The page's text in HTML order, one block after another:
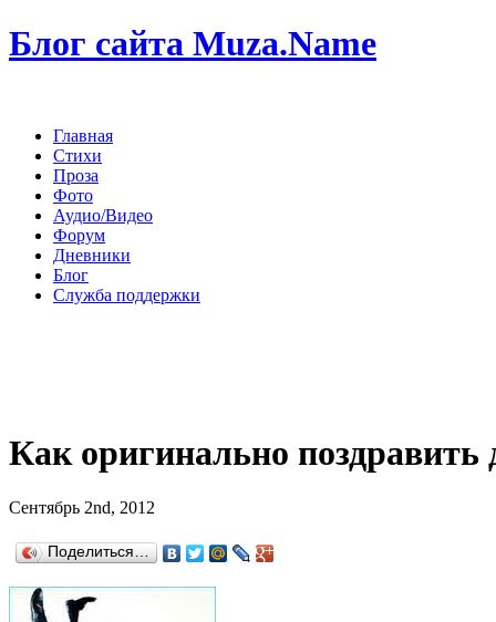
Блог сайта Muza.Name
Главная
Стихи
Проза
Фото
Аудио/Видео
Форум
Дневники
Блог
Служба поддержки
Как оригинально поздравить
Сентябрь 2nd, 2012
Поделиться…